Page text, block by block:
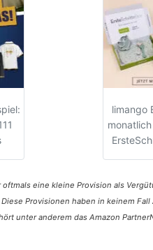
limango
eine kleine Provision als
Provisionen haben in keinem Fall
unter anderem das Amazon